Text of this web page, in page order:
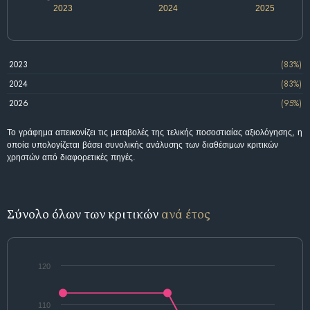
2023 2024 2025
2023
(83%)
2024
(83%)
2026
(95%)
Το γράφημα απεικονίζει τις μεταβολές της τελικής ποσοστιαίας αξιολόγησης, η
οποία υπολογίζεται βάσει συνολικής ανάλυσης των διαθέσιμων κριτικών
χρηστών από διαφορετικές πηγές.
Σύνολο όλων των κριτικών ανά έτος
110
120